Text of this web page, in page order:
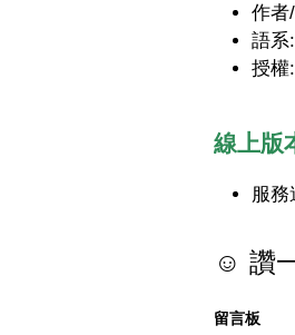
作
語系
授權
線上版
服
☺ 讚
留言板